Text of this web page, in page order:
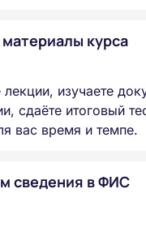
курса
изучаете
сдаёте итоговый
вас время и темпе.
сведения в ФИС